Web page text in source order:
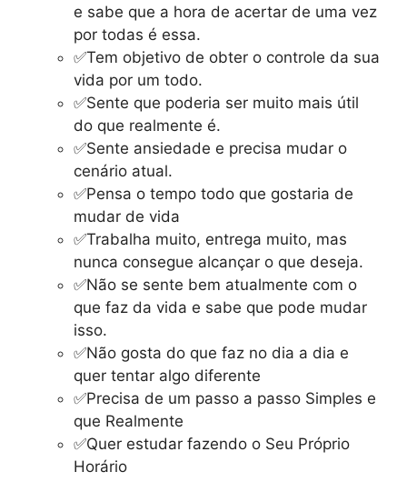
e sabe que a hora de acertar de uma vez
por todas é essa.
✅Tem objetivo de obter o controle da sua
vida por um todo.
✅Sente que poderia ser muito mais útil
do que realmente é.
✅Sente ansiedade e precisa mudar o
cenário atual.
✅Pensa o tempo todo que gostaria de
mudar de vida
✅Trabalha muito, entrega muito, mas
nunca consegue alcançar o que deseja.
✅Não se sente bem atualmente com o
que faz da vida e sabe que pode mudar
isso.
✅Não gosta do que faz no dia a dia e
quer tentar algo diferente
✅Precisa de um passo a passo Simples e
que Realmente
✅Quer estudar fazendo o Seu Próprio
Horário